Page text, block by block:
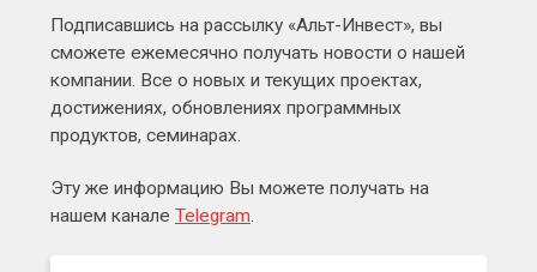
Подписавшись на рассылку «Альт-Инвест», вы
сможете ежемесячно получать новости о нашей
компании. Все о новых и текущих проектах,
достижениях, обновлениях программных
продуктов, семинарах.
Эту же информацию Вы можете получать на
нашем канале Telegram.